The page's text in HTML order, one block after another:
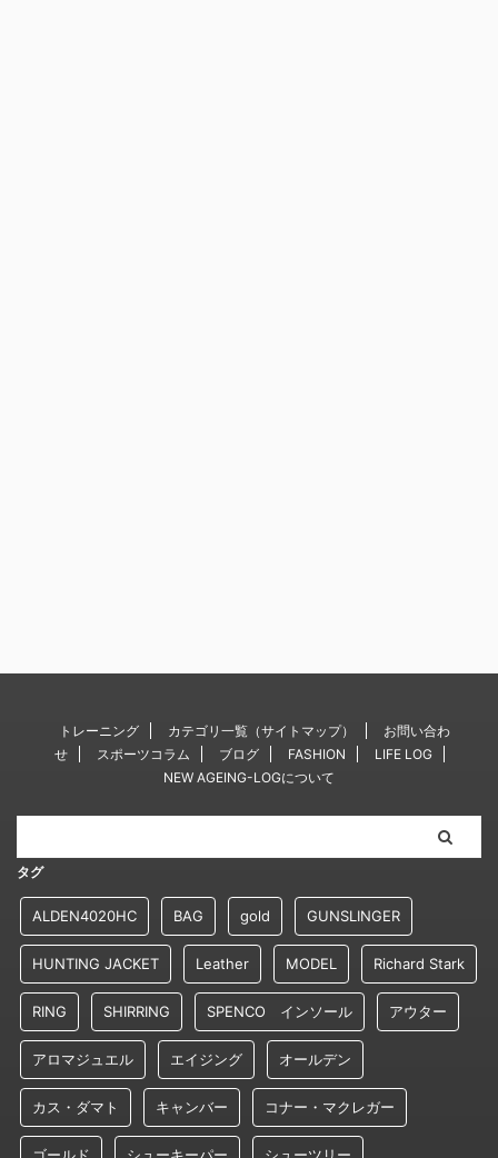
トレーニング カテゴリ一覧（サイトマップ）
お問い合わ
せ
スポーツコラム ブログ FASHION
LIFE LOG
NEW AGEING-LOGについて
タグ
ALDEN4020HC BAG gold GUNSLINGER
HUNTING JACKET Leather MODEL Richard Stark
RING SHIRRING SPENCO インソール アウター
アロマジュエル エイジング オールデン
カス・ダマト キャンバー コナー・マクレガー